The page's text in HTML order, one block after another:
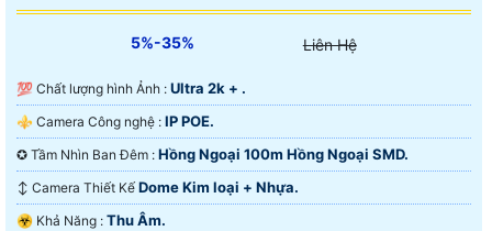
5%-35% Liên Hệ
💯 Chất lượng hình Ảnh : Ultra 2k + .
⚜️ Camera Công nghệ : IP POE.
✪ Tầm Nhìn Ban Đêm : Hồng Ngoại 100m Hồng Ngoại SMD.
↕️ Camera Thiết Kế Dome Kim loại + Nhựa.
️☣️ Khả Năng : Thu Âm.